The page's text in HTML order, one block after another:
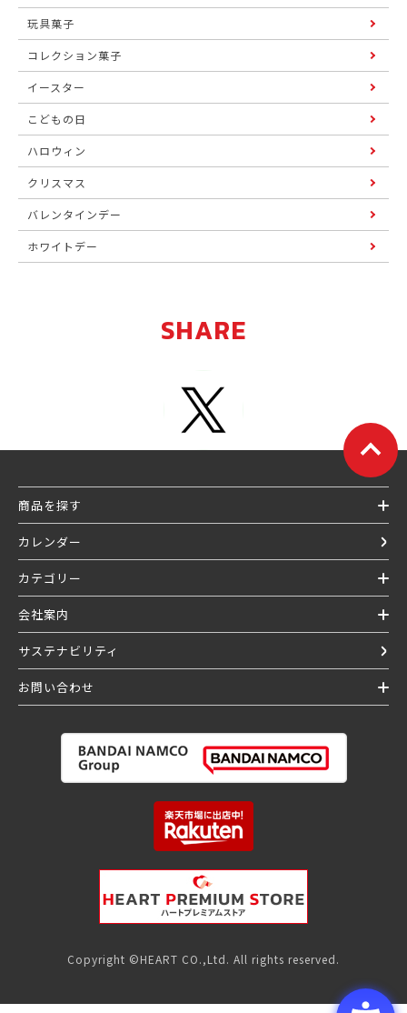
玩具菓子
コレクション菓子
イースター
こどもの日
ハロウィン
クリスマス
バレンタインデー
ホワイトデー
SHARE
商品を探す
カレンダー
カテゴリー
会社案内
サステナビリティ
お問い合わせ
Copyright ©HEART CO.,Ltd. All rights reserved.